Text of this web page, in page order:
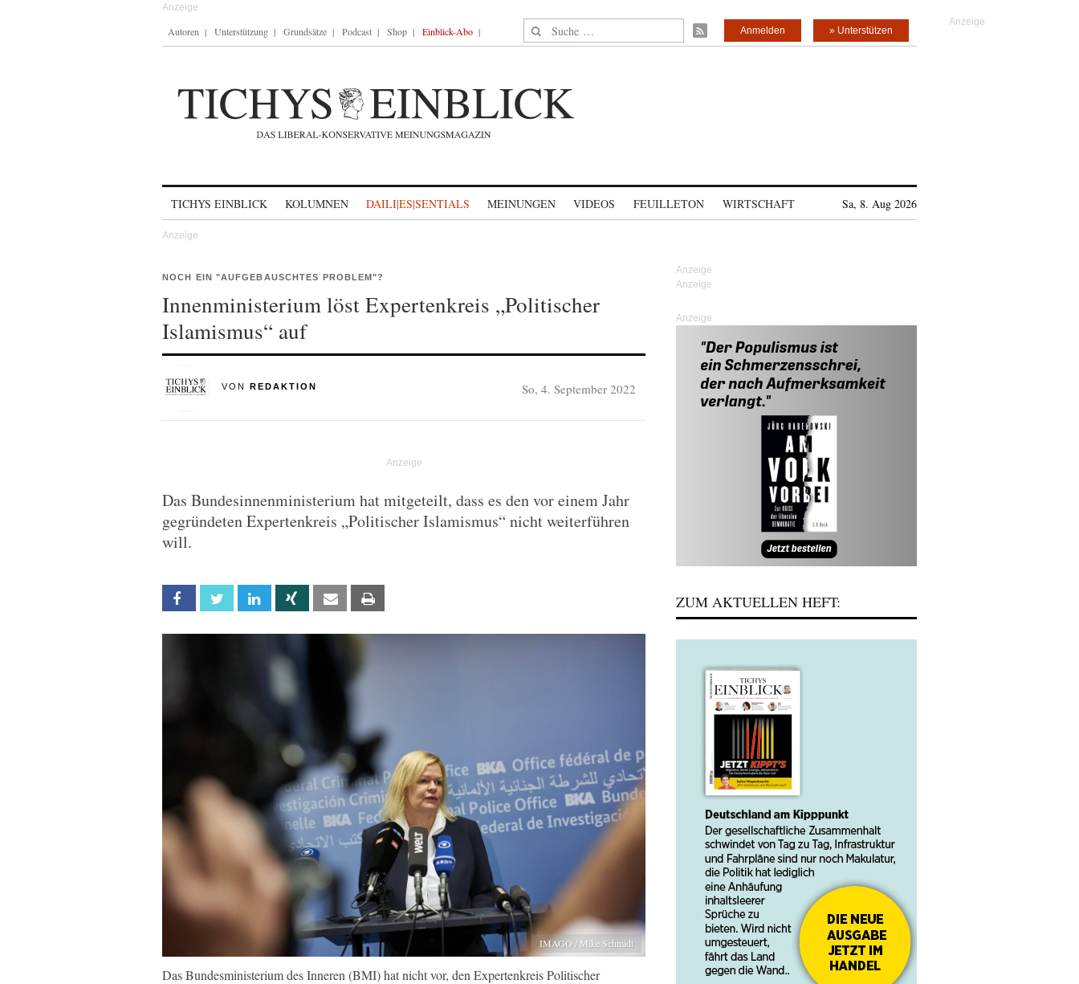
Autoren Unterstützung Grundsätze Podcast Shop Einblick-Abo Suche nach: » Unterstützen
Anmelden
TICHYS EINBLICK KOLUMNEN DAILI|ES|SENTIALS MEINUNGEN VIDEOS FEUILLETON WIRTSCHAFT Sa, 8. Aug 2026
NOCH EIN "AUFGEBAUSCHTES PROBLEM"?
Innenministerium löst Expertenkreis „Politischer
Islamismus“ auf
VON REDAKTION So, 4. September 2022
Das Bundesinnenministerium hat mitgeteilt, dass es den vor einem Jahr
gegründeten Expertenkreis „Politischer Islamismus“ nicht weiterführen
will.
Facebook Twitter Linkedin Xing Email
IMAGO / Mike Schmidt
Das Bundesministerium des Inneren (BMI) hat nicht vor, den Expertenkreis Politischer
Anzeige
ZUM AKTUELLEN HEFT: